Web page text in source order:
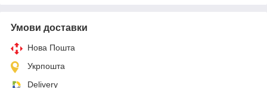
Умови доставки
Нова Пошта
Укрпошта
Delivery